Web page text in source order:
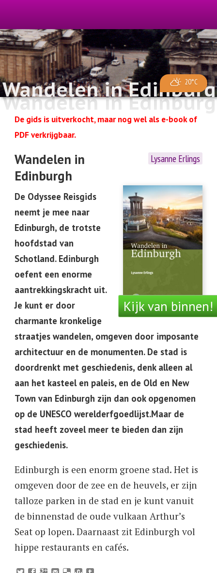
Wandelen in
Wandelen in 20°C
De gids is uitverkocht, maar nog wel als e-book of
PDF verkrijgbaar.
Lysanne Erlings
Kijk van binnen!
Wandelen in
Edinburgh
De Odyssee Reisgids
neemt je mee naar
Edinburgh, de trotste
hoofdstad van
Schotland. Edinburgh
oefent een enorme
aantrekkingskracht uit.
Je kunt er door
charmante kronkelige
straatjes wandelen, omgeven door imposante
architectuur en de monumenten. De stad is
doordrenkt met geschiedenis, denk alleen al
aan het kasteel en paleis, en de Old en New
Town van Edinburgh zijn dan ook opgenomen
op de UNESCO werelderfgoedlijst.Maar de
stad heeft zoveel meer te bieden dan zijn
geschiedenis.
Edinburgh is een enorm groene stad. Het is
omgeven door de zee en de heuvels, er zijn
talloze parken in de stad en je kunt vanuit
de binnenstad de oude vulkaan Arthur’s
Seat op lopen. Daarnaast zit Edinburgh vol
hippe restaurants en cafés.